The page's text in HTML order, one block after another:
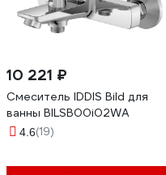
10 221 ₽
Смеситель IDDIS Bild для
ванны BILSB00i02WA
4.6(19)